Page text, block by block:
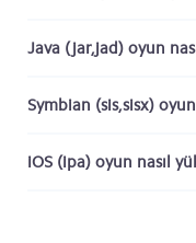
Java (jar,jad) oyun
Symbian (sis,sisx)
iOS (ipa) oyun nasıl